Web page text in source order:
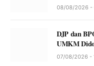
08/08/2026 -
DJP dan
UMKM
07/08/2026 -